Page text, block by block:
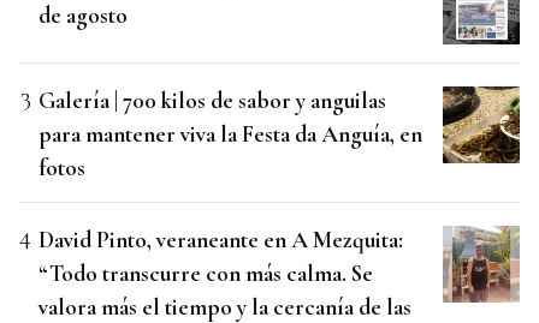
de agosto
Galería | 700 kilos de sabor y anguilas
para mantener viva la Festa da Anguía, en
fotos
David Pinto, veraneante en A Mezquita:
“Todo transcurre con más calma. Se
valora más el tiempo y la cercanía de las